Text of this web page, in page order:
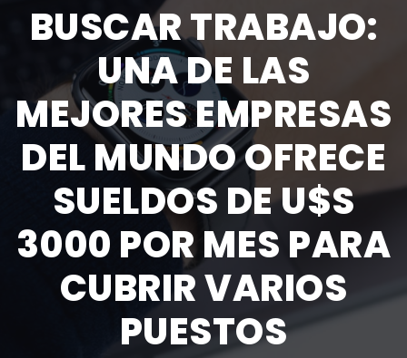
BUSCAR TRABAJO:
UNA DE LAS
MEJORES EMPRESAS
DEL MUNDO OFRECE
SUELDOS DE U$S
3000 POR MES PARA
CUBRIR VARIOS
PUESTOS